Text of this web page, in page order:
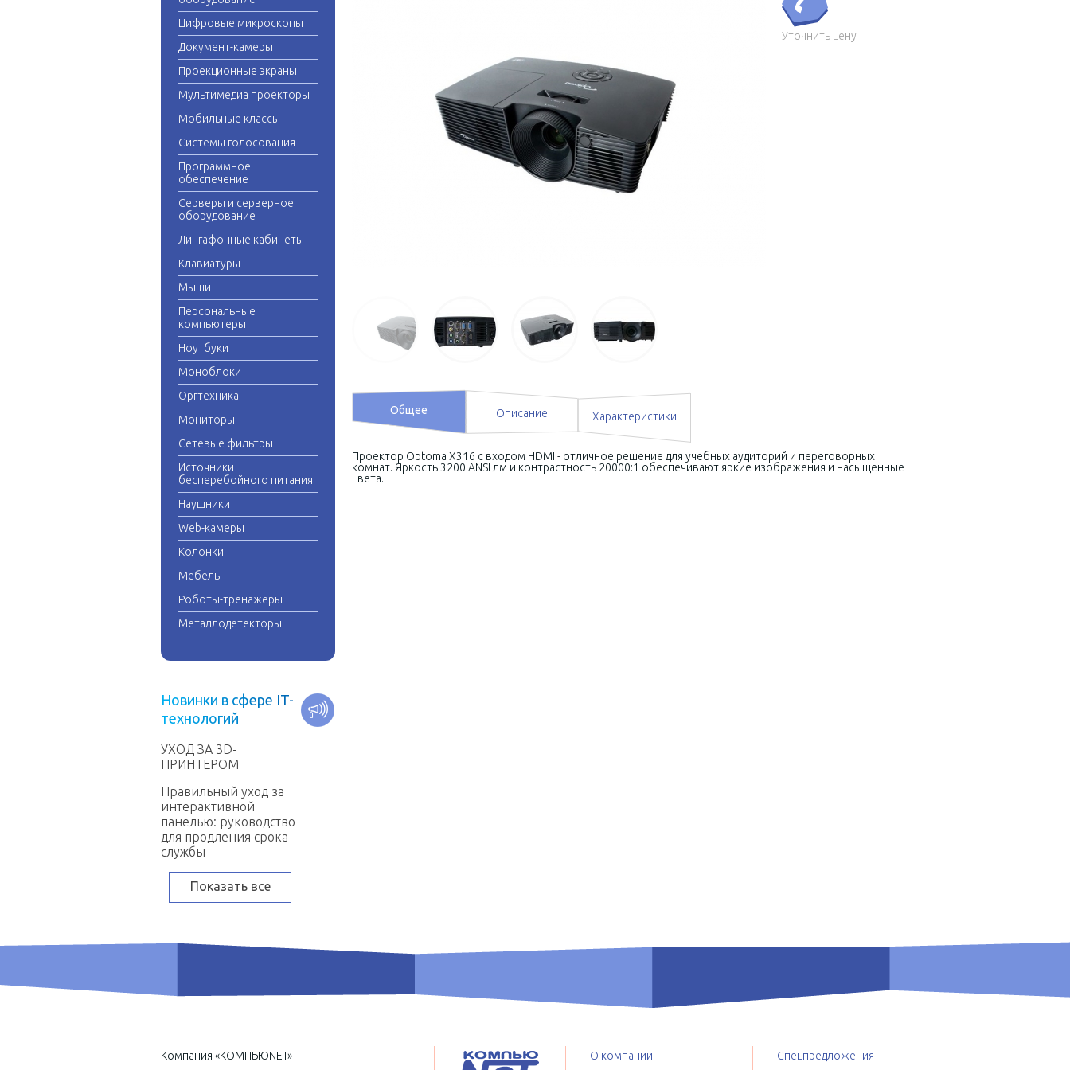
Цифровые микроскопы
Документ-камеры
Проекционные экраны
Мультимедиа проекторы
Мобильные классы
Системы голосования
Программное
обеспечение
Серверы и серверное
оборудование
Лингафонные кабинеты
Клавиатуры
Мыши
Персональные
компьютеры
Ноутбуки
Моноблоки
Оргтехника
Мониторы
Сетевые фильтры
Источники
бесперебойного питания
Наушники
Web-камеры
Колонки
Мебель
Роботы-тренажеры
Металлодетекторы
Новинки в сфере IT-
технологий
УХОД ЗА 3D-
ПРИНТЕРОМ
Правильный уход за
интерактивной
панелью: руководство
для продления срока
службы
Показать все
Уточнить цену
Общее Описание Характеристики
Проектор Optoma X316 с входом HDMI - отличное решение для учебных аудиторий и переговорных
комнат. Яркость 3200 ANSI лм и контрастность 20000:1 обеспечивают яркие изображения и насыщенные
цвета.
Компания «КОМПЬЮNET» О компании Спецпредложения